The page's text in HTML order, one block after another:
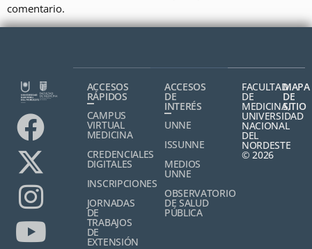
comentario.
ACCESOS
RÁPIDOS
CAMPUS
VIRTUAL
MEDICINA
CREDENCIALES
DIGITALES
INSCRIPCIONES
JORNADAS
DE
TRABAJOS
DE
EXTENSIÓN
ACCESOS
DE
INTERÉS
UNNE
ISSUNNE
MEDIOS
UNNE
OBSERVATORIO
DE SALUD
PÚBLICA
FACULTAD
DE
MEDICINA,
UNIVERSIDAD
NACIONAL
DEL
NORDESTE
© 2026
MAPA
DE
SITIO